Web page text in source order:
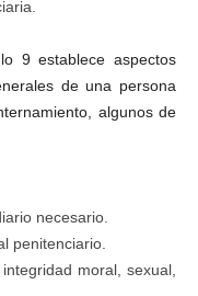
9 establece aspectos
de una persona
algunos de
necesario.
penitenciario.
moral, sexual,